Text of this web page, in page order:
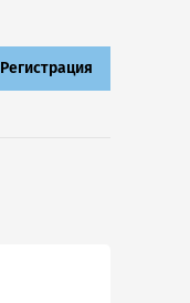
Регистрация